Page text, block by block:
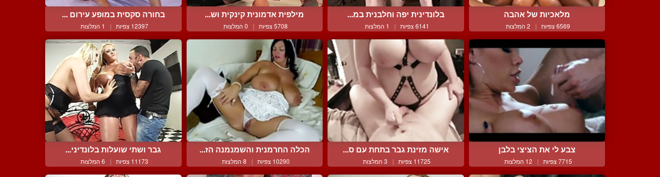
מלאכיות של אהבה
6569 צפיות | 2 המלצות
בלונדינית יפה וחלבנית במ...
6141 צפיות | 1 המלצות
מילפית אדמונית קינקית וש...
5708 צפיות | 0 המלצות
בחורה סקסית במופע עירום ...
12397 צפיות | 1 המלצות
צבע לי את הציצי בלבן
7715 צפיות | 12 המלצות
אישה מזינת גבר בתחת עם ס...
11725 צפיות | 3 המלצות
הכלה החרמנית והשמנמנה הז...
10290 צפיות | 8 המלצות
גבר ושתי שועלות בלונדיני...
11173 צפיות | 6 המלצות